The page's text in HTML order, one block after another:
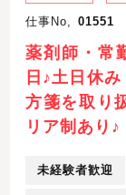
仕事No, 01551
薬剤師・常
日♪土日休
方箋を取り
リア制あり♪
未経験者歓迎